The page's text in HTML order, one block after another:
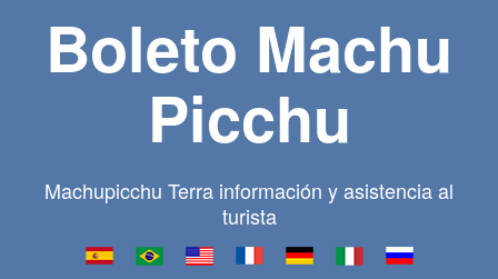
Boleto Machu
Picchu
Machupicchu Terra información y asistencia al
turista